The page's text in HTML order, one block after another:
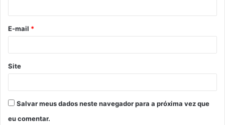
*
E-mail *
Site
Salvar meus dados neste navegador para a próxima vez que
eu comentar.